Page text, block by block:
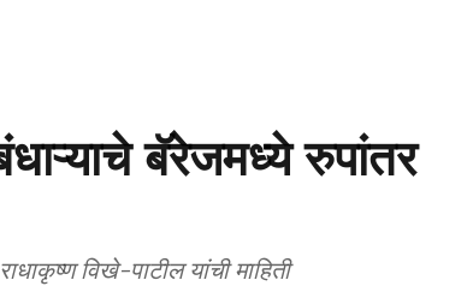
बॅरेजमध्ये रुपांतर
विखे-पाटील यांची माहिती